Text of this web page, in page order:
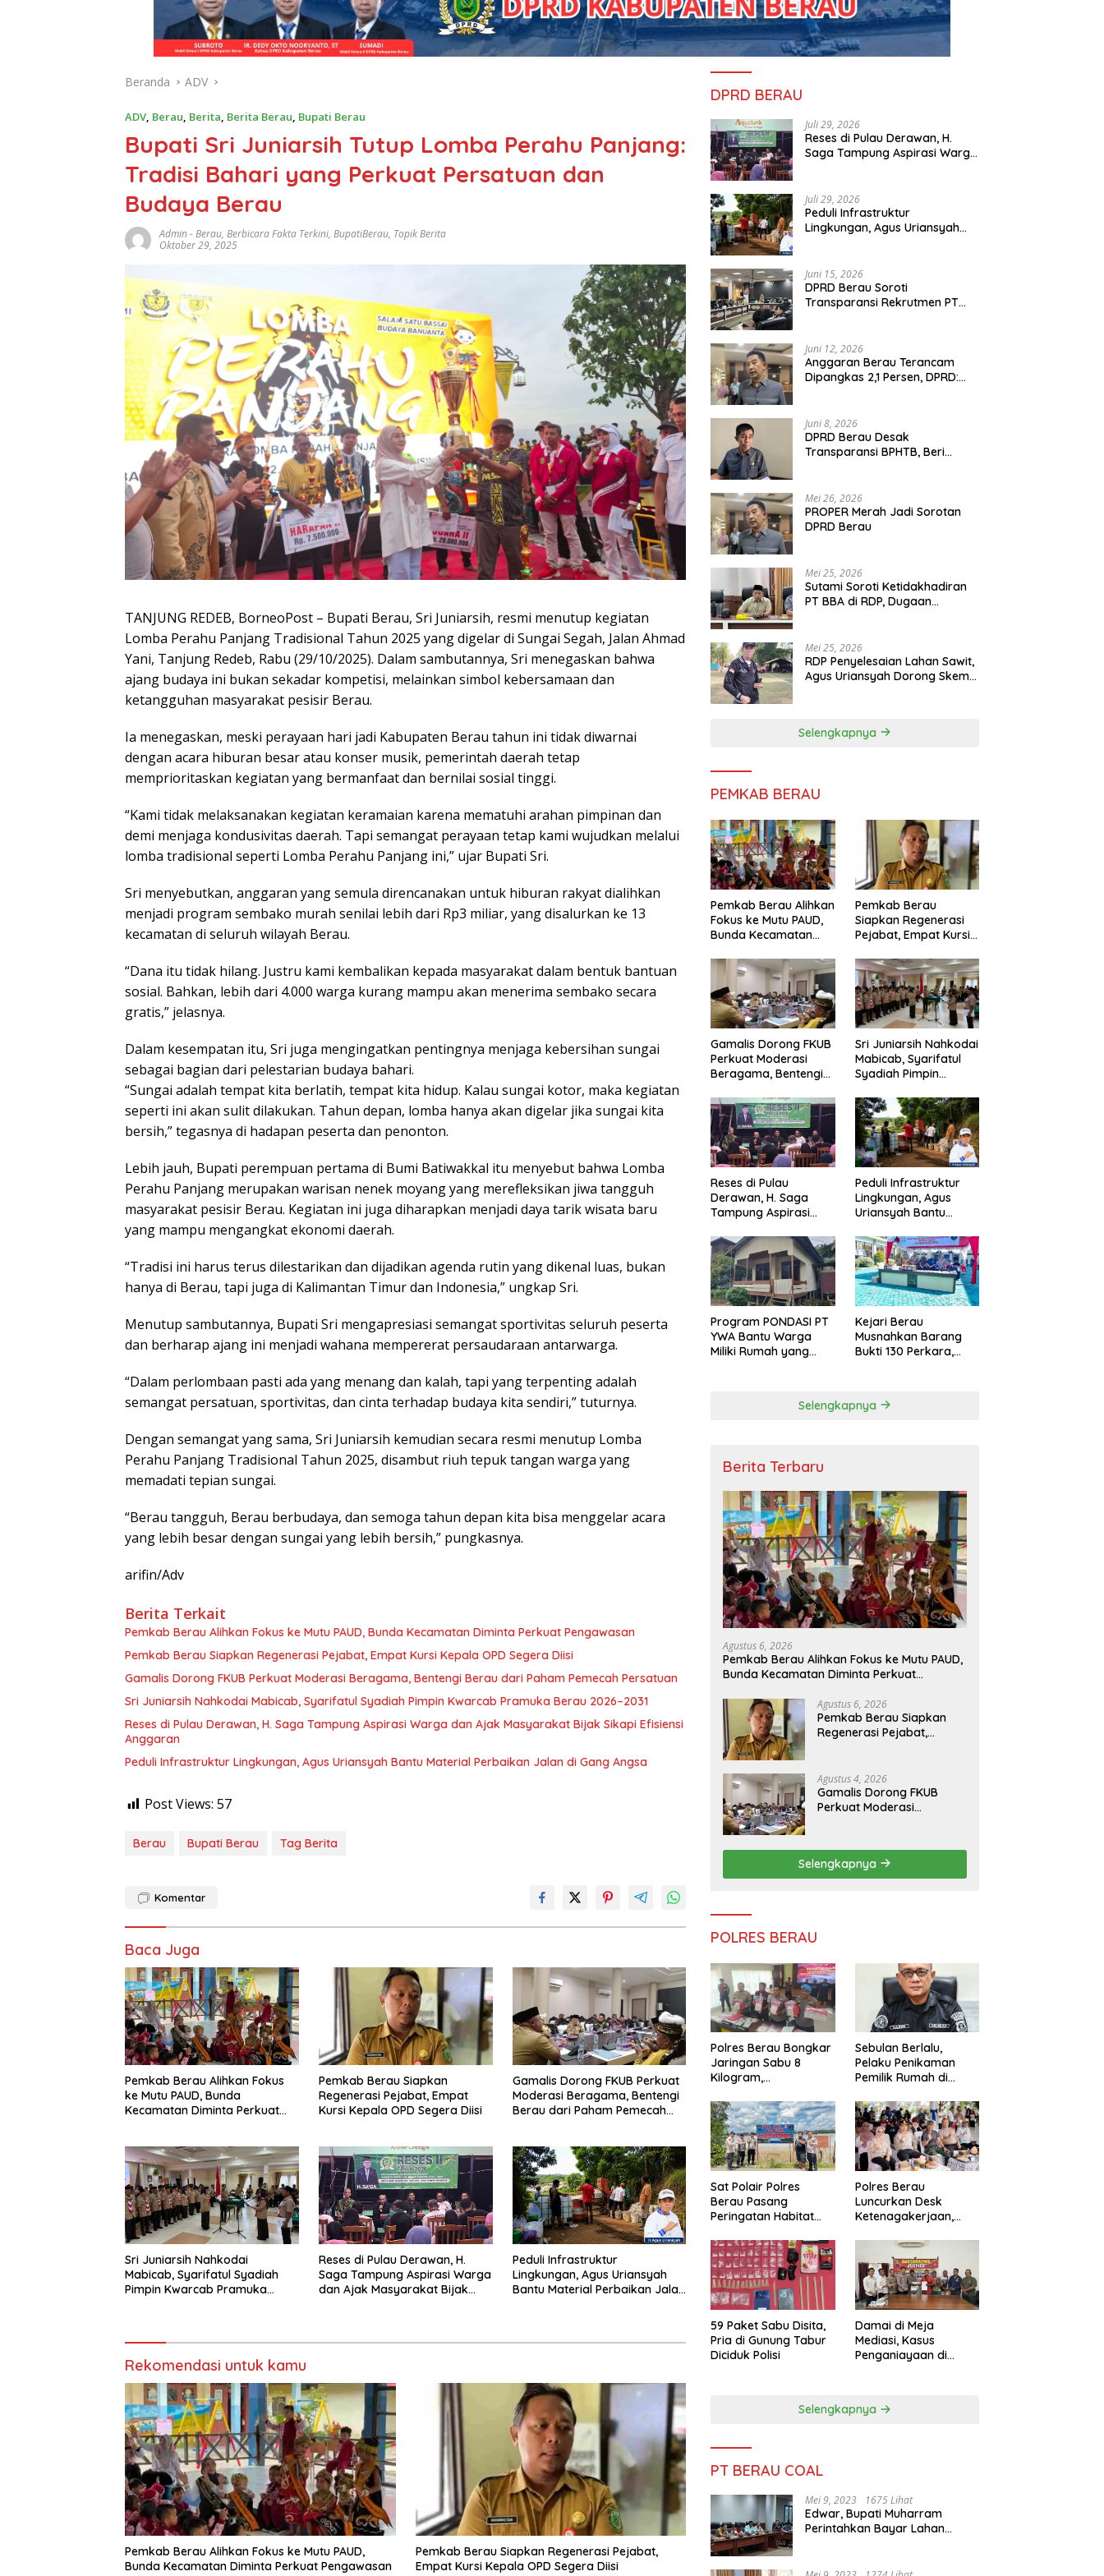
Beranda ADV
ADV, Berau, Berita, Berita Berau, Bupati Berau
Bupati Sri Juniarsih Tutup Lomba Perahu Panjang:
Tradisi Bahari yang Perkuat Persatuan dan
Budaya Berau
Admin-Berau, Berbicara Fakta Terkini, BupatiBerau, Topik Berita
Oktober 29, 2025
TANJUNG REDEB, BorneoPost – Bupati Berau, Sri Juniarsih, resmi menutup kegiatan
Lomba Perahu Panjang Tradisional Tahun 2025 yang digelar di Sungai Segah, Jalan Ahmad
Yani, Tanjung Redeb, Rabu (29/10/2025). Dalam sambutannya, Sri menegaskan bahwa
ajang budaya ini bukan sekadar kompetisi, melainkan simbol kebersamaan dan
ketangguhan masyarakat pesisir Berau.
Ia menegaskan, meski perayaan hari jadi Kabupaten Berau tahun ini tidak diwarnai
dengan acara hiburan besar atau konser musik, pemerintah daerah tetap
memprioritaskan kegiatan yang bermanfaat dan bernilai sosial tinggi.
“Kami tidak melaksanakan kegiatan keramaian karena mematuhi arahan pimpinan dan
demi menjaga kondusivitas daerah. Tapi semangat perayaan tetap kami wujudkan melalui
lomba tradisional seperti Lomba Perahu Panjang ini,” ujar Bupati Sri.
Sri menyebutkan, anggaran yang semula direncanakan untuk hiburan rakyat dialihkan
menjadi program sembako murah senilai lebih dari Rp3 miliar, yang disalurkan ke 13
kecamatan di seluruh wilayah Berau.
“Dana itu tidak hilang. Justru kami kembalikan kepada masyarakat dalam bentuk bantuan
sosial. Bahkan, lebih dari 4.000 warga kurang mampu akan menerima sembako secara
gratis,” jelasnya.
Dalam kesempatan itu, Sri juga mengingatkan pentingnya menjaga kebersihan sungai
sebagai bagian dari pelestarian budaya bahari.
“Sungai adalah tempat kita berlatih, tempat kita hidup. Kalau sungai kotor, maka kegiatan
seperti ini akan sulit dilakukan. Tahun depan, lomba hanya akan digelar jika sungai kita
bersih,” tegasnya di hadapan peserta dan penonton.
Lebih jauh, Bupati perempuan pertama di Bumi Batiwakkal itu menyebut bahwa Lomba
Perahu Panjang merupakan warisan nenek moyang yang merefleksikan jiwa tangguh
masyarakat pesisir Berau. Kegiatan ini juga diharapkan menjadi daya tarik wisata baru
yang mampu mengangkat ekonomi daerah.
“Tradisi ini harus terus dilestarikan dan dijadikan agenda rutin yang dikenal luas, bukan
hanya di Berau, tapi juga di Kalimantan Timur dan Indonesia,” ungkap Sri.
Menutup sambutannya, Bupati Sri mengapresiasi semangat sportivitas seluruh peserta
dan berharap ajang ini menjadi wahana mempererat persaudaraan antarwarga.
“Dalam perlombaan pasti ada yang menang dan kalah, tapi yang terpenting adalah
semangat persatuan, sportivitas, dan cinta terhadap budaya kita sendiri,” tuturnya.
Dengan semangat yang sama, Sri Juniarsih kemudian secara resmi menutup Lomba
Perahu Panjang Tradisional Tahun 2025, disambut riuh tepuk tangan warga yang
memadati tepian sungai.
“Berau tangguh, Berau berbudaya, dan semoga tahun depan kita bisa menggelar acara
yang lebih besar dengan sungai yang lebih bersih,” pungkasnya.
arifin/Adv
Berita Terkait
Pemkab Berau Alihkan Fokus ke Mutu PAUD, Bunda Kecamatan Diminta Perkuat Pengawasan
Pemkab Berau Siapkan Regenerasi Pejabat, Empat Kursi Kepala OPD Segera Diisi
Gamalis Dorong FKUB Perkuat Moderasi Beragama, Bentengi Berau dari Paham Pemecah Persatuan
Sri Juniarsih Nahkodai Mabicab, Syarifatul Syadiah Pimpin Kwarcab Pramuka Berau 2026–2031
Reses di Pulau Derawan, H. Saga Tampung Aspirasi Warga dan Ajak Masyarakat Bijak Sikapi Efisiensi
Anggaran
Peduli Infrastruktur Lingkungan, Agus Uriansyah Bantu Material Perbaikan Jalan di Gang Angsa
Post Views: 57
Berau Bupati Berau Tag Berita
Komentar
Baca Juga
Pemkab Berau Alihkan Fokus
ke Mutu PAUD, Bunda
Kecamatan Diminta Perkuat
Pemkab Berau Siapkan
Regenerasi Pejabat, Empat
Kursi Kepala OPD Segera Diisi
Gamalis Dorong FKUB Perkuat
Moderasi Beragama, Bentengi
Berau dari Paham Pemecah
Sri Juniarsih Nahkodai
Mabicab, Syarifatul Syadiah
Pimpin Kwarcab Pramuka
Reses di Pulau Derawan, H.
Saga Tampung Aspirasi Warga
dan Ajak Masyarakat Bijak
Peduli Infrastruktur
Lingkungan, Agus Uriansyah
Bantu Material Perbaikan Jalan
Rekomendasi untuk kamu
Pemkab Berau Alihkan Fokus ke Mutu PAUD,
Bunda Kecamatan Diminta Perkuat Pengawasan
Pemkab Berau Siapkan Regenerasi Pejabat,
Empat Kursi Kepala OPD Segera Diisi
DPRD BERAU
Juli 29, 2026
Reses di Pulau Derawan, H.
Saga Tampung Aspirasi Warga
Juli 29, 2026
Peduli Infrastruktur
Lingkungan, Agus Uriansyah
Juni 15, 2026
DPRD Berau Soroti
Transparansi Rekrutmen PT
Juni 12, 2026
Anggaran Berau Terancam
Dipangkas 2,1 Persen, DPRD:
Juni 8, 2026
DPRD Berau Desak
Transparansi BPHTB, Beri
Mei 26, 2026
PROPER Merah Jadi Sorotan
DPRD Berau
Mei 25, 2026
Sutami Soroti Ketidakhadiran
PT BBA di RDP, Dugaan
Mei 25, 2026
RDP Penyelesaian Lahan Sawit,
Agus Uriansyah Dorong Skema
Selengkapnya
PEMKAB BERAU
Pemkab Berau Alihkan
Fokus ke Mutu PAUD,
Bunda Kecamatan
Pengawasan
Pemkab Berau
Siapkan Regenerasi
Pejabat, Empat Kursi
Diisi
Gamalis Dorong FKUB
Perkuat Moderasi
Beragama, Bentengi
Pemecah Persatuan
Sri Juniarsih Nahkodai
Mabicab, Syarifatul
Syadiah Pimpin
Berau 2026–2031
Reses di Pulau
Derawan, H. Saga
Tampung Aspirasi
Masyarakat Bijak
Sikapi Efisiensi
Anggaran
Peduli Infrastruktur
Lingkungan, Agus
Uriansyah Bantu
Jalan di Gang Angsa
Program PONDASI PT
YWA Bantu Warga
Miliki Rumah yang
Kejari Berau
Musnahkan Barang
Bukti 130 Perkara,
Selengkapnya
Berita Terbaru
Agustus 6, 2026
Pemkab Berau Alihkan Fokus ke Mutu PAUD,
Bunda Kecamatan Diminta Perkuat
Agustus 6, 2026
Pemkab Berau Siapkan
Regenerasi Pejabat,
Agustus 4, 2026
Gamalis Dorong FKUB
Perkuat Moderasi
Persatuan
Selengkapnya
POLRES BERAU
Polres Berau Bongkar
Jaringan Sabu 8
Kilogram,
dari Dalam Lapas
Tarakan
Sebulan Berlalu,
Pelaku Penikaman
Pemilik Rumah di
Diburu Polisi
Sat Polair Polres
Berau Pasang
Peringatan Habitat
Polres Berau
Luncurkan Desk
Ketenagakerjaan,
Didorong Tuntas
Lewat Mediasi
59 Paket Sabu Disita,
Pria di Gunung Tabur
Diciduk Polisi
Damai di Meja
Mediasi, Kasus
Penganiayaan di
Selengkapnya
PT BERAU COAL
Mei 9, 2023 1675 Lihat
Edwar, Bupati Muharram
Perintahkan Bayar Lahan